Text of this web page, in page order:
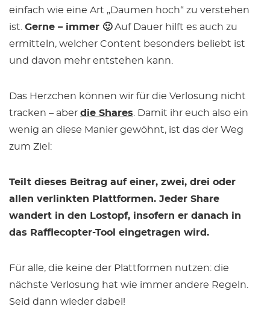
einfach wie eine Art „Daumen hoch“ zu verstehen
ist. Gerne – immer 🙂Auf Dauer hilft es auch zu
ermitteln, welcher Content besonders beliebt ist
und davon mehr entstehen kann.
Das Herzchen können wir für die Verlosung nicht
tracken – aber die Shares . Damit ihr euch also ein
wenig an diese Manier gewöhnt, ist das der Weg
zum Ziel:
Teilt dieses Beitrag auf einer, zwei, drei oder
allen verlinkten Plattformen. Jeder Share
wandert in den Lostopf, insofern er danach in
das Rafflecopter-Tool eingetragen wird.
Für alle, die keine der Plattformen nutzen: die
nächste Verlosung hat wie immer andere Regeln.
Seid dann wieder dabei!